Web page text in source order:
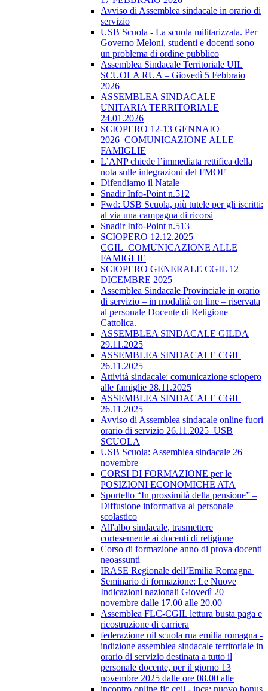
Avviso di Assemblea sindacale in orario di
servizio
USB Scuola - La scuola militarizzata. Per
Governo Meloni, studenti e docenti sono
un problema di ordine pubblico
Assemblea Sindacale Territoriale UIL
SCUOLA RUA – Giovedì 5 Febbraio
2026
ASSEMBLEA SINDACALE
UNITARIA TERRITORIALE
24.01.2026
SCIOPERO 12-13 GENNAIO
2026_COMUNICAZIONE ALLE
FAMIGLIE
L’ANP chiede l’immediata rettifica della
nota sulle integrazioni del FMOF
Difendiamo il Natale
Snadir Info-Point n.512
Fwd: USB Scuola, più tutele per gli iscritti:
al via una campagna di ricorsi
Snadir Info-Point n.513
SCIOPERO 12.12.2025
CGIL_COMUNICAZIONE ALLE
FAMIGLIE
SCIOPERO GENERALE CGIL 12
DICEMBRE 2025
Assemblea Sindacale Provinciale in orario
di servizio – in modalità on line – riservata
al personale Docente di Religione
Cattolica.
ASSEMBLEA SINDACALE GILDA
29.11.2025
ASSEMBLEA SINDACALE CGIL
26.11.2025
Attività sindacale: comunicazione sciopero
alle famiglie 28.11.2025
ASSEMBLEA SINDACALE CGIL
26.11.2025
Avviso di Assemblea sindacale online fuori
orario di servizio 26.11.2025_USB
SCUOLA
USB Scuola: Assemblea sindacale 26
novembre
CORSI DI FORMAZIONE per le
POSIZIONI ECONOMICHE ATA
Sportello “In prossimità della pensione” –
Diffusione informativa al personale
scolastico
All'albo sindacale, trasmettere
cortesemente ai docenti di religione
Corso di formazione anno di prova docenti
neoassunti
IRASE Regionale dell’Emilia Romagna |
Seminario di formazione: Le Nuove
Indicazioni nazionali Giovedì 20
novembre dalle 17.00 alle 20.00
Assemblea FLC-CGIL lettura busta paga e
ricostruzione di carriera
federazione uil scuola rua emilia romagna -
indizione assemblea sindacale territoriale in
orario di servizio destinata a tutto il
personale docente, per il giorno 13
novembre 2025 dalle ore 08.00 alle